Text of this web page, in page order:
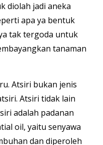
diolah jadi aneka
apa ya bentuk
tak tergoda untuk
tanaman
Atsiri bukan jenis
Atsiri tidak lain
adalah padanan
oil, yaitu senyawa
dan diperoleh